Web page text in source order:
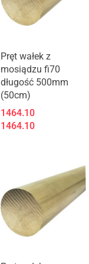
Pręt wałek z
mosiądzu fi70
długość 500mm
(50cm)
1464.10
1464.10